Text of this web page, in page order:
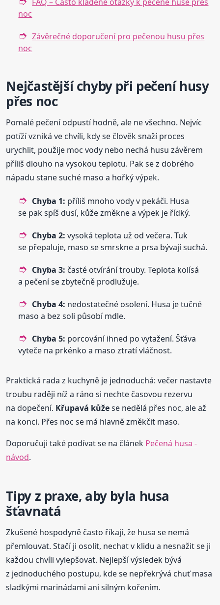
noc
Závěrečné doporučení pro pečenou husu přes
noc
Nejčastější chyby při pečení husy
přes noc
Pomalé pečení odpustí hodně, ale ne všechno. Nejvíc
potíží vzniká ve chvíli, kdy se člověk snaží proces
urychlit, použije moc vody nebo nechá husu závěrem
příliš dlouho na vysokou teplotu. Pak se z dobrého
nápadu stane suché maso a hořký výpek.
Chyba 1: příliš mnoho vody v pekáči. Husa
se pak spíš dusí, kůže změkne a výpek je řídký.
Chyba 2: vysoká teplota už od večera. Tuk
se přepaluje, maso se smrskne a prsa bývají suchá.
Chyba 3: časté otvírání trouby. Teplota kolísá
a pečení se zbytečně prodlužuje.
Chyba 4: nedostatečné osolení. Husa je tučné
maso a bez soli působí mdle.
Chyba 5: porcování ihned po vytažení. Šťáva
vyteče na prkénko a maso ztratí vláčnost.
Praktická rada z kuchyně je jednoduchá: večer nastavte
troubu raději níž a ráno si nechte časovou rezervu
na dopečení. Křupavá kůžese nedělá přes noc, ale až
na konci. Přes noc se má hlavně změkčit maso.
Doporučuji také podívat se na článek Pečená husa -
návod.
Tipy z praxe, aby byla husa
šťavnatá
Zkušené hospodyně často říkají, že husa se nemá
přemlouvat. Stačí ji osolit, nechat v klidu a nesnažit se ji
každou chvíli vylepšovat. Nejlepší výsledek bývá
z jednoduchého postupu, kde se nepřekrývá chuť masa
sladkými marinádami ani silným kořením.